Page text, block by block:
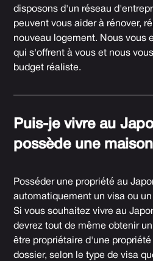
disposons d'un réseau
peuvent vous aider à rénover,
nouveau logement. Nous vous
qui s'offrent à vous et nous
budget réaliste.
Puis-je vivre au
possède une
Posséder une propriété au
automatiquement un visa ou
Si vous souhaitez vivre au
devrez tout de même obtenir
être propriétaire d'une
dossier, selon le type de visa